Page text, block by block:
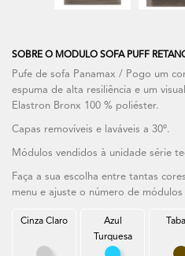
SOBRE O MODULO SOFA PUFF
Pufe de sofa Panamax / Pogo um
espuma de alta resiliência e um
Elastron Bronx 100 % poliéster.
Capas removíveis e laváveis a 30º.
Módulos vendidos à unidade série
Faça a sua escolha entre tantas
menu e ajuste o número de módulos
Cinza Claro
Azul
Turquesa